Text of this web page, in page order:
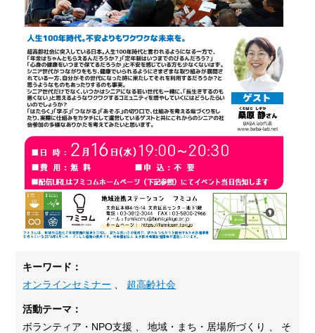
キーワード：
オンラインセミナー
超高齢社会
活動テーマ：
ボランティア・NPO支援 、 地域・まち・居場所づくり 、 そ